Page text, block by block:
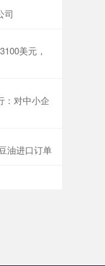
司
美元，
：对中小企
油进口订单